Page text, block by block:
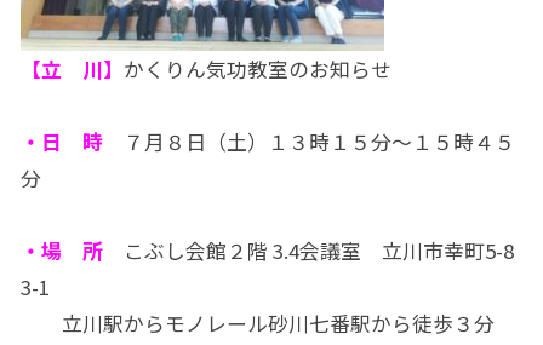
【立 川】 かくりん気功教室のお知らせ
・日 時７月８日（土）１３時１５分〜１５時４５
分
・場 所こぶし会館２階 3.4会議室 立川市幸町5-8
3-1
立川駅からモノレール砂川七番駅から徒歩３分